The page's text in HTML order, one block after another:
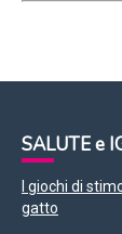
SALUTE e
I giochi di
gatto